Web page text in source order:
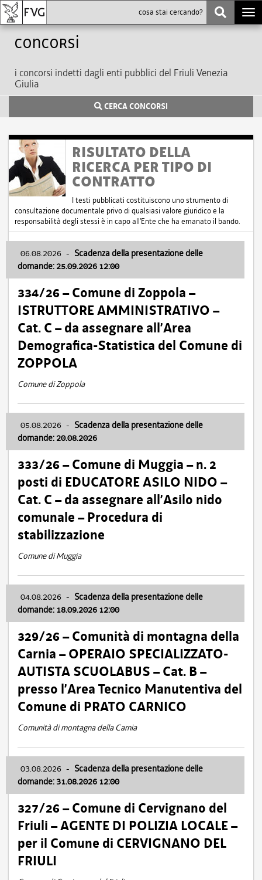
Concorsi
i concorsi indetti dagli enti pubblici del Friuli Venezia
Giulia
CERCA CONCORSI
RISULTATO DELLA
RICERCA PER TIPO DI
CONTRATTO
I testi pubblicati costituiscono uno strumento di
consultazione documentale privo di qualsiasi valore giuridico e la
responsabilità degli stessi è in capo all'Ente che ha emanato il bando.
06.08.2026 - Scadenza della presentazione delle
domande: 25.09.2026 12:00
334/26 – Comune di Zoppola –
ISTRUTTORE AMMINISTRATIVO –
Cat. C – da assegnare all’Area
Demografica-Statistica del Comune di
ZOPPOLA
Comune di Zoppola
05.08.2026 - Scadenza della presentazione delle
domande: 20.08.2026
333/26 – Comune di Muggia – n. 2
posti di EDUCATORE ASILO NIDO –
Cat. C – da assegnare all’Asilo nido
comunale – Procedura di
stabilizzazione
Comune di Muggia
04.08.2026 - Scadenza della presentazione delle
domande: 18.09.2026 12:00
329/26 – Comunità di montagna della
Carnia – OPERAIO SPECIALIZZATO-
AUTISTA SCUOLABUS – Cat. B –
presso l’Area Tecnico Manutentiva del
Comune di PRATO CARNICO
Comunità di montagna della Carnia
03.08.2026 - Scadenza della presentazione delle
domande: 31.08.2026 12:00
327/26 – Comune di Cervignano del
Friuli – AGENTE DI POLIZIA LOCALE –
per il Comune di CERVIGNANO DEL
FRIULI